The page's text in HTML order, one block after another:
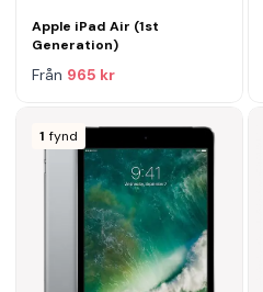
Apple iPad Air (1st
Generation)
Från 965 kr
1 fynd